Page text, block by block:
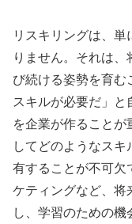
リスキリングは、
りません。それは
び続ける姿勢を育む
スキルが必要だ」
を企業が作ることが
してどのようなス
有することが不可欠
ケティングなど、将
し、学習のための機